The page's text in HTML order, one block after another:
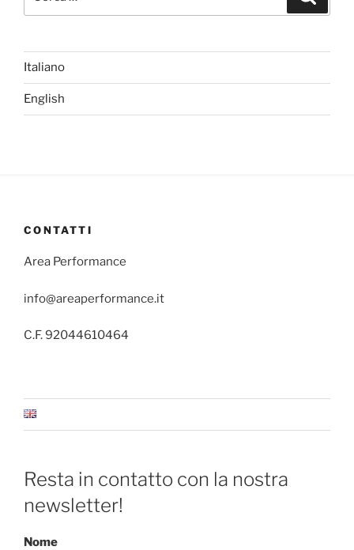
Italiano
English
CONTATTI
Area Performance
info@areaperformance.it
C.F. 92044610464
Resta in contatto con la nostra
newsletter!
Nome